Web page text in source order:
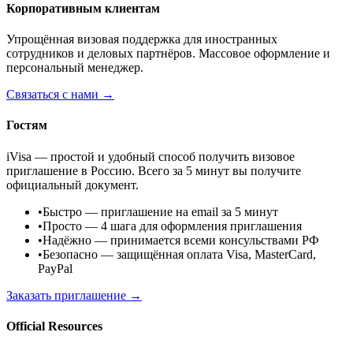
Корпоративным клиентам
Упрощённая визовая поддержка для иностранных
сотрудников и деловых партнёров. Массовое оформление и
персональный менеджер.
Связаться с нами →
Гостям
iVisa — простой и удобный способ получить визовое
приглашение в Россию. Всего за 5 минут вы получите
официальный документ.
•Быстро — приглашение на email за 5 минут
•Просто — 4 шага для оформления приглашения
•Надёжно — принимается всеми консульствами РФ
•Безопасно — защищённая оплата Visa, MasterCard,
PayPal
Заказать приглашение →
Official Resources